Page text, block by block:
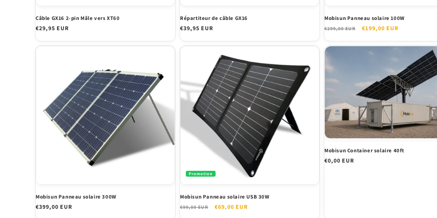
Câble GX16 2-pin Mâle vers XT60
Prix
€29,95 EUR
Répartiteur de câble GX16
Prix
€39,95 EUR
Mobisun Panneau solaire 100W
Prix
€299,00 EUR
Prix
€199,00 EUR
Mobisun Panneau solaire 300W
Prix
€399,00 EUR
Promotion
Mobisun Panneau solaire USB 30W
Prix
€99,00 EUR
Prix
€69,00 EUR
Mobisun Container solaire 40ft
Prix
€0,00 EUR